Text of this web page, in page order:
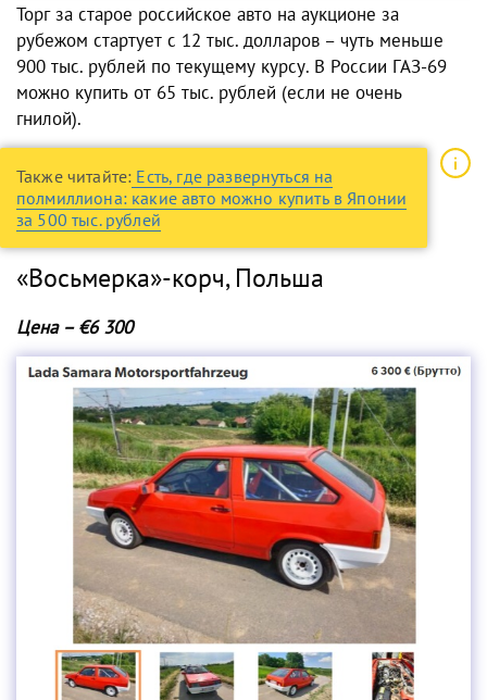
Торг за старое российское авто на аукционе за
рубежом стартует с 12 тыс. долларов – чуть меньше
900 тыс. рублей по текущему курсу. В России ГАЗ-69
можно купить от 65 тыс. рублей (если не очень
гнилой).
Также читайте: Есть, где развернуться на
полмиллиона: какие авто можно купить в Японии
за 500 тыс. рублей
«Восьмерка»-корч, Польша
Цена – €6 300